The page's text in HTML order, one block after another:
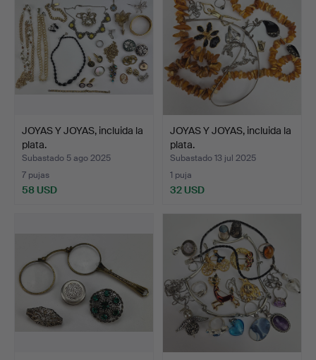
JOYAS Y JOYAS, incluida la
plata.
Subastado 5 ago 2025
7 pujas
58 USD
JOYAS Y JOYAS, incluida la
plata.
Subastado 13 jul 2025
1 puja
32 USD